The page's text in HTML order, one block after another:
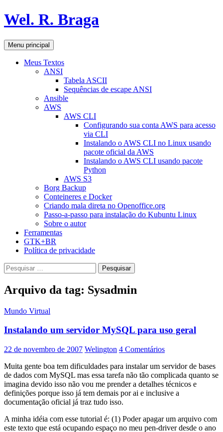
Pular
para
conteúdo
Wel. R. Braga
Pesquisar
Menu principal
Meus Textos
ANSI
Tabela ASCII
Sequências de escape ANSI
Ansible
AWS
AWS CLI
Configurando sua conta AWS para acesso
via CLI
Instalando o AWS CLI no Linux usando
pacote oficial da AWS
Instalando o AWS CLI usando pacote
Python
AWS S3
Borg Backup
Conteineres e Docker
Criando mala direta no Openoffice.org
Passo-a-passo para instalação do Kubuntu Linux
Sobre o autor
Ferramentas
GTK+BR
Política de privacidade
Pesquisar
por:
Arquivo da tag: Sysadmin
Mundo Virtual
Instalando um servidor MySQL para uso geral
22 de novembro de 2007 Welington 4 Comentários
Muita gente boa tem dificuldades para instalar um servidor de bases
de dados com MySQL mas essa tarefa não tão complicada quanto se
imagina devido isso não vou me prender a detalhes técnicos e
definições porque isso já tem demais por ai e inclusive a
documentação oficial já traz tudo isso.
A minha idéia com esse tutorial é: (1) Poder apagar um arquivo com
este texto que está ocupando espaço no meu pen-driver desde o ano